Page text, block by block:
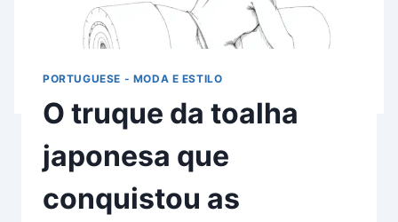
PORTUGUESE - MODA E ESTILO
O truque da toalha
japonesa que
conquistou as